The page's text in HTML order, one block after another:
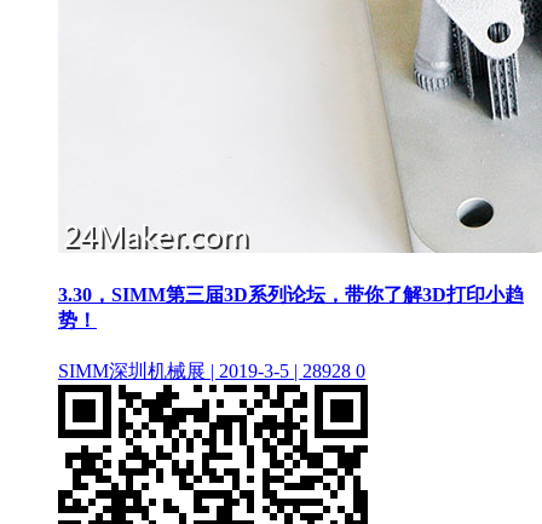
3.30，SIMM第三届3D系列论坛，带你了解3D打印小趋
势！
SIMM深圳机械展 | 2019-3-5 | 28928 0